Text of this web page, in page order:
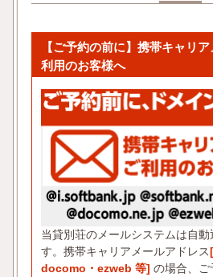
【ご予約の前に】携帯キャリ
利用のお客様へ
当貸別荘のメールシステムは自動
す。携帯キャリアメールアドレス
docomo・ezweb 等]の場合、ご